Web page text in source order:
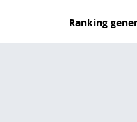
Ranking